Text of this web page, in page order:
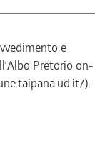
e
Pretorio on-
).